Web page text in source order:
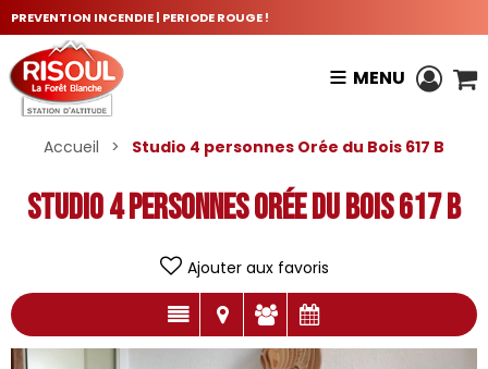
PREVENTION INCENDIE | PERIODE ROUGE !
MENU
Accueil > Studio 4 personnes Orée du Bois 617 B
Studio 4 personnes Orée du Bois 617 B
Ajouter aux favoris